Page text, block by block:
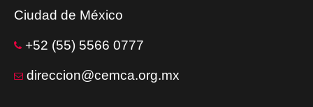
Ciudad de México
+52 (55) 5566 0777
direccion@cemca.org.mx